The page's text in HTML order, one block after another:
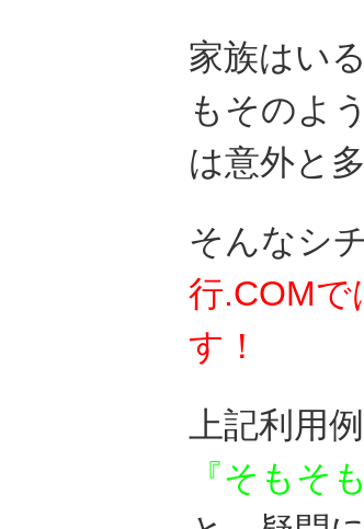
家族はい
もそのよ
は意外と
そんなシ
行.COMで
す！
上記利用
『そもそ